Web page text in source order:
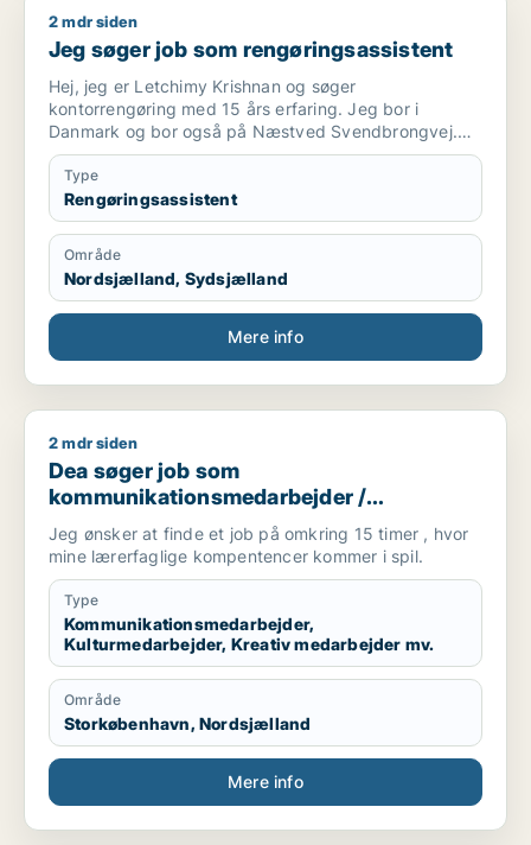
Jeg søger job som rengøringsassistent
2 mdr siden
Jeg søger job som rengøringsassistent
Hej, jeg er Letchimy Krishnan og søger
kontorrengøring med 15 års erfaring. Jeg bor i
Danmark og bor også på Næstved Svendbrongvej.
Jeg skal arbejde som rengøring, kontor eller bank.
Lad mig det vide, jeg søger morgenvagter. Lad mig
det vide, mit kontaktnummer er [xxxxx] . Jeg søger
kontorrengøring eller bankrengøring til morgenvagten.
Type
Rengøringsassistent
Område
Nordsjælland, Sydsjælland
Mere info
Dea søger job som kommunikationsmedarbejder /
2 mdr siden
Dea søger job som
kommunikationsmedarbejder /
kulturmedarbejder / kreativ medarbejder /
administrativ medarbejder / projektleder
Jeg ønsker at finde et job på omkring 15 timer , hvor
mine lærerfaglige kompentencer kommer i spil.
Type
Kommunikationsmedarbejder,
Kulturmedarbejder, Kreativ medarbejder mv.
Område
Storkøbenhavn, Nordsjælland
Mere info